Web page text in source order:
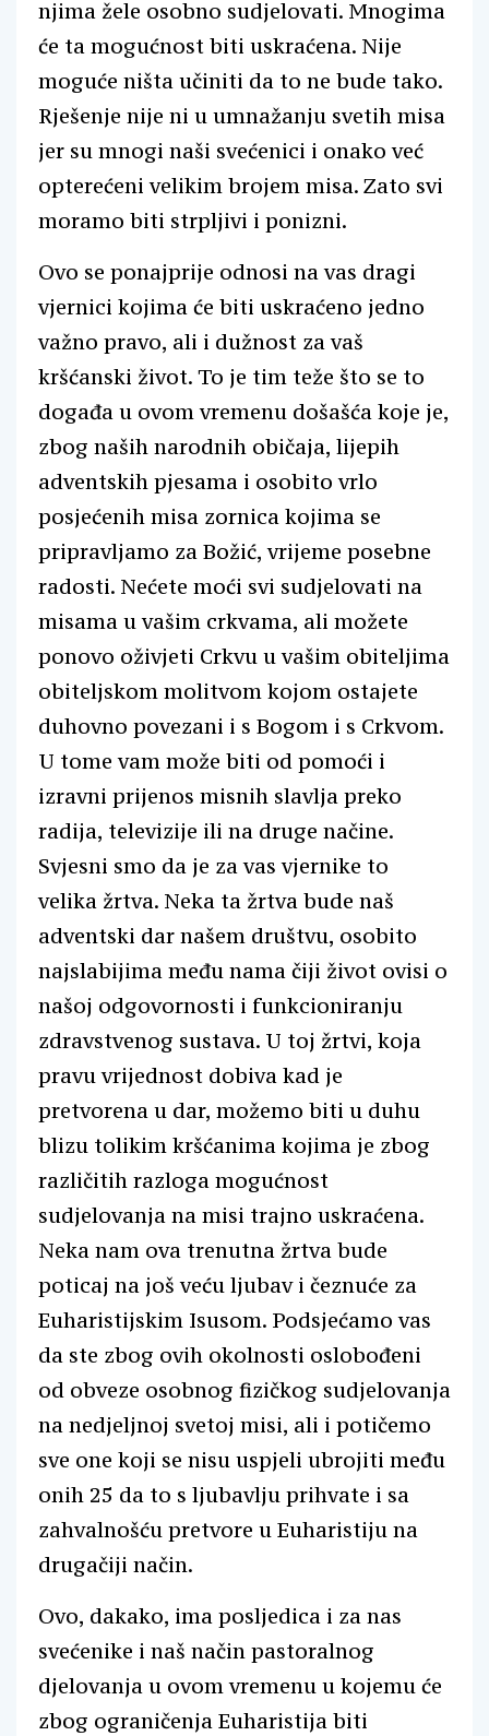
njima žele osobno sudjelovati. Mnogima
će ta mogućnost biti uskraćena. Nije
moguće ništa učiniti da to ne bude tako.
Rješenje nije ni u umnažanju svetih misa
jer su mnogi naši svećenici i onako već
opterećeni velikim brojem misa. Zato svi
moramo biti strpljivi i ponizni.
Ovo se ponajprije odnosi na vas dragi
vjernici kojima će biti uskraćeno jedno
važno pravo, ali i dužnost za vaš
kršćanski život. To je tim teže što se to
događa u ovom vremenu došašća koje je,
zbog naših narodnih običaja, lijepih
adventskih pjesama i osobito vrlo
posjećenih misa zornica kojima se
pripravljamo za Božić, vrijeme posebne
radosti. Nećete moći svi sudjelovati na
misama u vašim crkvama, ali možete
ponovo oživjeti Crkvu u vašim obiteljima
obiteljskom molitvom kojom ostajete
duhovno povezani i s Bogom i s Crkvom.
U tome vam može biti od pomoći i
izravni prijenos misnih slavlja preko
radija, televizije ili na druge načine.
Svjesni smo da je za vas vjernike to
velika žrtva. Neka ta žrtva bude naš
adventski dar našem društvu, osobito
najslabijima među nama čiji život ovisi o
našoj odgovornosti i funkcioniranju
zdravstvenog sustava. U toj žrtvi, koja
pravu vrijednost dobiva kad je
pretvorena u dar, možemo biti u duhu
blizu tolikim kršćanima kojima je zbog
različitih razloga mogućnost
sudjelovanja na misi trajno uskraćena.
Neka nam ova trenutna žrtva bude
poticaj na još veću ljubav i čeznuće za
Euharistijskim Isusom. Podsjećamo vas
da ste zbog ovih okolnosti oslobođeni
od obveze osobnog fizičkog sudjelovanja
na nedjeljnoj svetoj misi, ali i potičemo
sve one koji se nisu uspjeli ubrojiti među
onih 25 da to s ljubavlju prihvate i sa
zahvalnošću pretvore u Euharistiju na
drugačiji način.
Ovo, dakako, ima posljedica i za nas
svećenike i naš način pastoralnog
djelovanja u ovom vremenu u kojemu će
zbog ograničenja Euharistija biti